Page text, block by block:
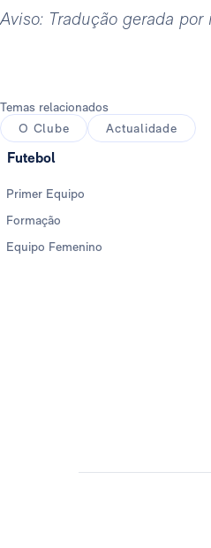
Aviso: Tradução gerada
Temas relacionados
O Clube
Actualidade
Futebol
Primer Equipo
Formação
Equipo Femenino